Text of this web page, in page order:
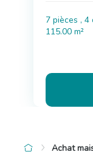
7 pièces , 4
115.00 m²
Achat